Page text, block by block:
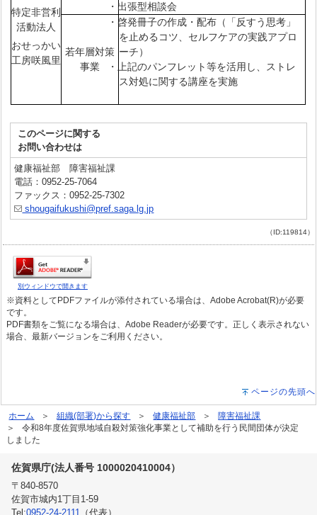
特定非営利
活動法人
おせっかい
工房咲風里
・出張型相談会
若年層対策
事業
・啓発冊子の作成・配布（「反すう思考」
を止めるコツ、セルフケアの実践アプロ
ーチ）
・上記のパンフレット等を活用し、ストレ
ス対処に関する講座を実施
このページに関する
お問い合わせは
健康福祉部 障害福祉課
電話：0952-25-7064
ファックス：0952-25-7302
shougaifukushi@pref.saga.lg.jp
（ID:119814）
別ウィンドウで開きます
※資料としてPDFファイルが添付されている場合は、Adobe Acrobat(R)が必要
です。
PDF書類をご覧になる場合は、Adobe Readerが必要です。正しく表示されない
場合、最新バージョンをご利用ください。
ページの先頭へ
ホーム 組織(部署)から探す 健康福祉部
障害福祉課
令和8年度佐賀県地域自殺対策強化事業として補助を行う民間団体が決定
しました
佐賀県庁(法人番号 1000020410004）
〒840-8570
佐賀市城内1丁目1-59
Tel:0952-24-2111 （代表）